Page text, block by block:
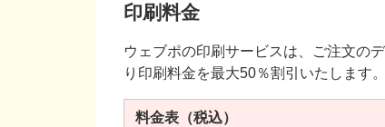
印刷料金
ウェブポの印刷サービスは、ご注文の
り印刷料金を最大50％割引いたします。
料金表 （税込）